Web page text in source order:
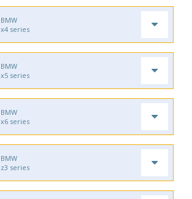
BMW
x4 series
BMW
x5 series
BMW
x6 series
BMW
z3 series